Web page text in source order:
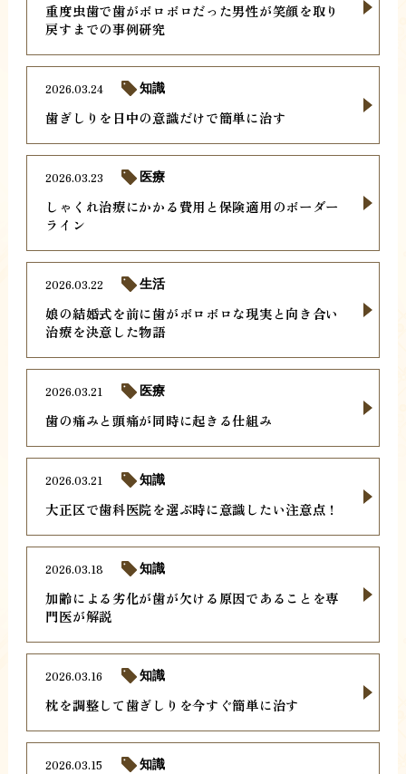
重度虫歯で歯がボロボロだった男性が笑顔を取り
戻すまでの事例研究
歯ぎしりを日中の意識だけで簡単に治す
2026.03.24 知識
しゃくれ治療にかかる費用と保険適用のボーダー
ライン
2026.03.23 医療
娘の結婚式を前に歯がボロボロな現実と向き合い
治療を決意した物語
2026.03.22 生活
歯の痛みと頭痛が同時に起きる仕組み
2026.03.21 医療
大正区で歯科医院を選ぶ時に意識したい注意点！
2026.03.21 知識
加齢による劣化が歯が欠ける原因であることを専
門医が解説
2026.03.18 知識
枕を調整して歯ぎしりを今すぐ簡単に治す
2026.03.16 知識
2026.03.15 知識